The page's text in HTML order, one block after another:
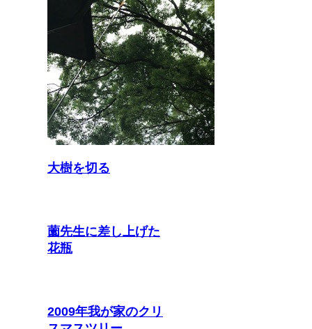
大樹を切る
薗先生に差し上げた
花瓶
2009年我が家のクリ